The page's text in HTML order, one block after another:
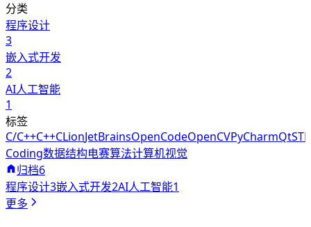
分类
程序设计
3
嵌入式开发
2
AI人工智能
1
标签
C/C++C++CLionJetBrainsOpenCodeOpenCVPyCharmQt
Coding数据结构电赛算法计算机视觉
归档6
程序设计3嵌入式开发2AI人工智能1
更多